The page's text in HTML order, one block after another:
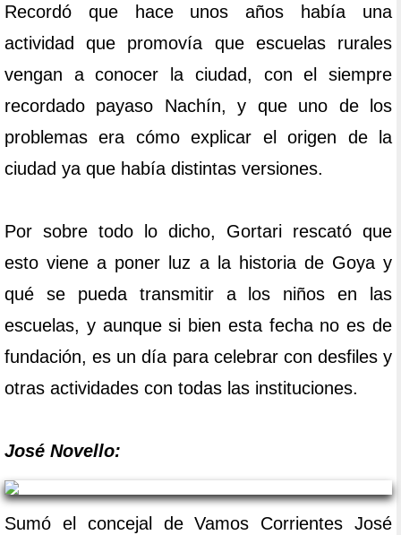
Recordó que hace unos años había una
actividad que promovía que escuelas rurales
vengan a conocer la ciudad, con el siempre
recordado payaso Nachín, y que uno de los
problemas era cómo explicar el origen de la
ciudad ya que había distintas versiones.
Por sobre todo lo dicho, Gortari rescató que
esto viene a poner luz a la historia de Goya y
qué se pueda transmitir a los niños en las
escuelas, y aunque si bien esta fecha no es de
fundación, es un día para celebrar con desfiles y
otras actividades con todas las instituciones.
José Novello:
Sumó el concejal de Vamos Corrientes José